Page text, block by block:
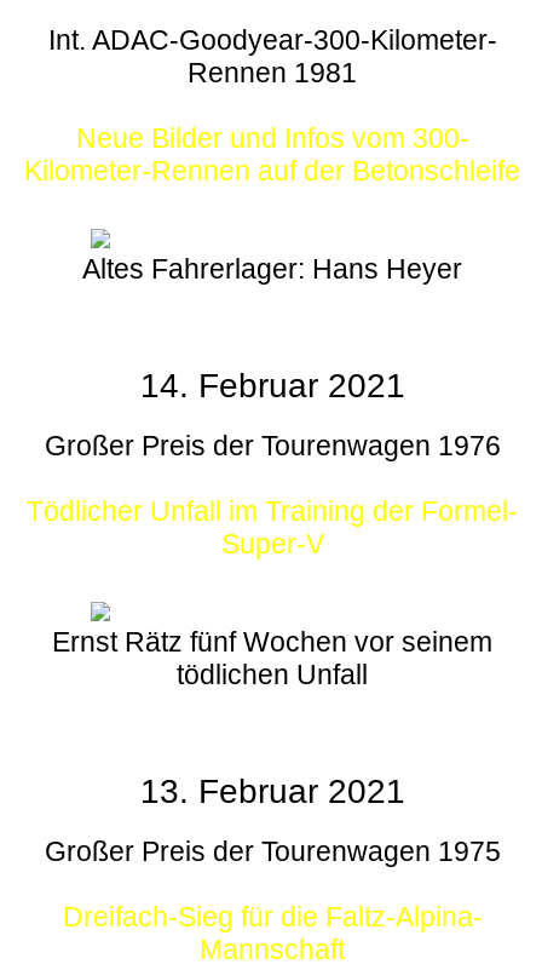
Int. ADAC-Goodyear-300-Kilometer-
Rennen 1981
Neue Bilder und Infos vom 300-
Kilometer-Rennen auf der Betonschleife
Altes Fahrerlager: Hans Heyer
14. Februar 2021
Großer Preis der Tourenwagen 1976
Tödlicher Unfall im Training der Formel-
Super-V
Ernst Rätz fünf Wochen vor seinem
tödlichen Unfall
13. Februar 2021
Großer Preis der Tourenwagen 1975
Dreifach-Sieg für die Faltz-Alpina-
Mannschaft